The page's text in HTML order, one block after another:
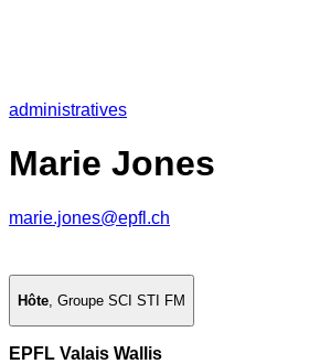
administratives
Marie Jones
marie.jones@epfl.ch
Hôte, Groupe SCI STI FM
EPFL Valais Wallis